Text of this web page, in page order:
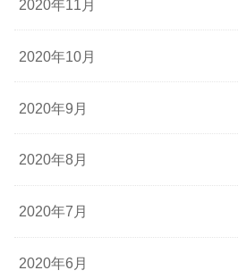
2020年11月
2020年10月
2020年9月
2020年8月
2020年7月
2020年6月